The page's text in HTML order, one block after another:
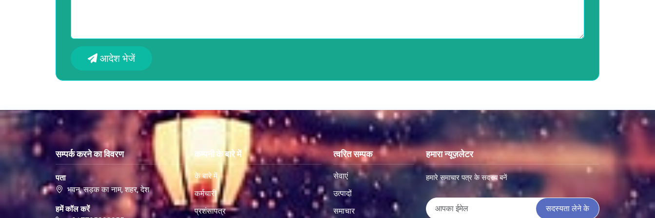
आदेश भेजें
सम्पर्क करने का विवरण
पता
भवन, सड़क का नाम, शहर, देश
हमें कॉल करें
कम्पनी के बारे में
के बारे में
कर्मचारी
प्रशंसापत्र
त्वरित सम्पक
सेवाएं
उत्पादों
समाचार
हमारा न्यूज़लेटर
हमारे समाचार पत्र के सदस्य बनें
सदस्यता लेने के